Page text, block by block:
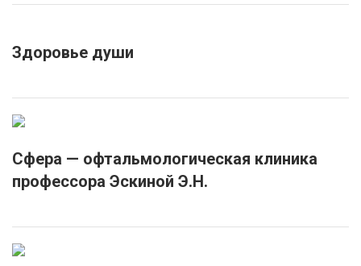
Здоровье души
Сфера — офтальмологическая клиника
профессора Эскиной Э.Н.